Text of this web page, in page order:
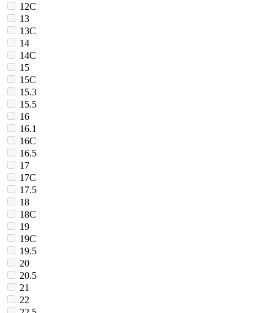
12C
13
13C
14
14C
15
15C
15.3
15.5
16
16.1
16C
16.5
17
17C
17.5
18
18C
19
19C
19.5
20
20.5
21
22